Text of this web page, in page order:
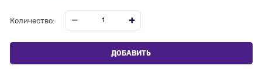
Количество:
ДОБАВИТЬ